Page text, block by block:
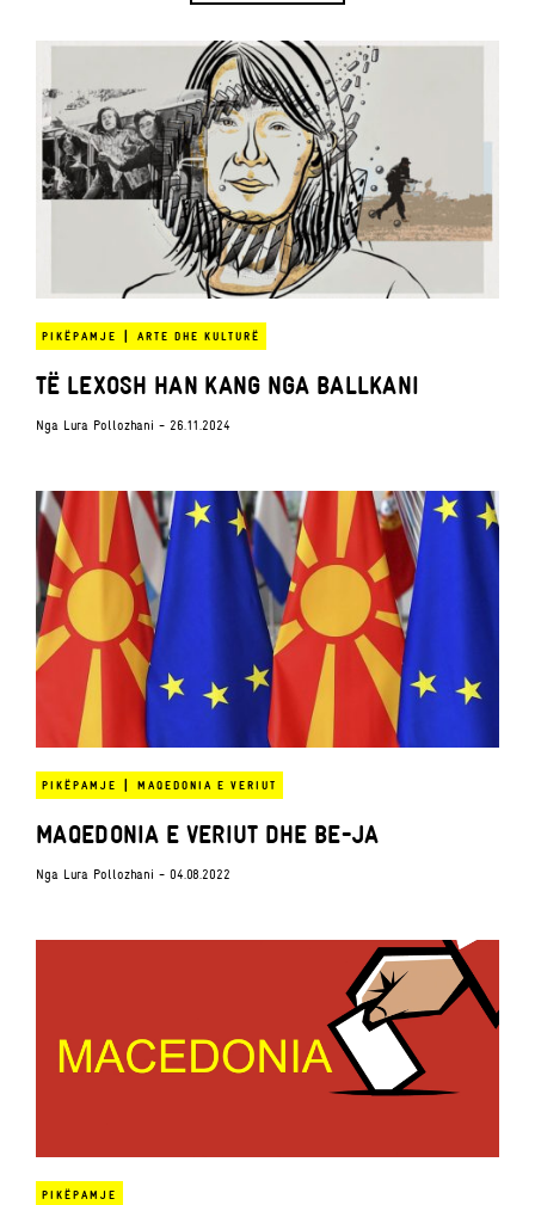
PIKËPAMJE | ARTE DHE KULTURË
TË LEXOSH HAN KANG NGA BALLKANI
Nga Lura Pollozhani - 26.11.2024
PIKËPAMJE | MAQEDONIA E VERIUT
MAQEDONIA E VERIUT DHE BE-JA
Nga Lura Pollozhani - 04.08.2022
PIKËPAMJE